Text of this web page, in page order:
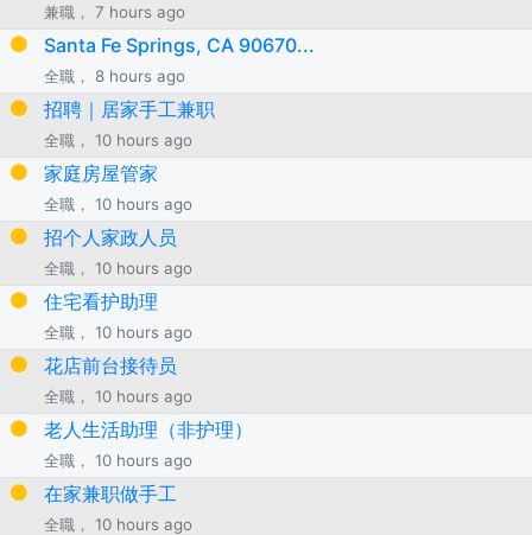
兼職， 7 hours ago
Santa Fe Springs, CA 90670...
全職， 8 hours ago
招聘｜居家手工兼职
全職， 10 hours ago
家庭房屋管家
全職， 10 hours ago
招个人家政人员
全職， 10 hours ago
住宅看护助理
全職， 10 hours ago
花店前台接待员
全職， 10 hours ago
老人生活助理（非护理）
全職， 10 hours ago
在家兼职做手工
全職， 10 hours ago